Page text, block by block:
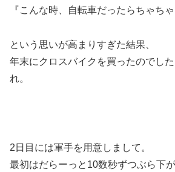
『こんな時、自転車だったらちゃち
という思いが高まりすぎた結果、
年末にクロスバイクを買ったのでし
れ。
2日目には軍手を用意しまして。
最初はだらーっと10数秒ずつぶら下が